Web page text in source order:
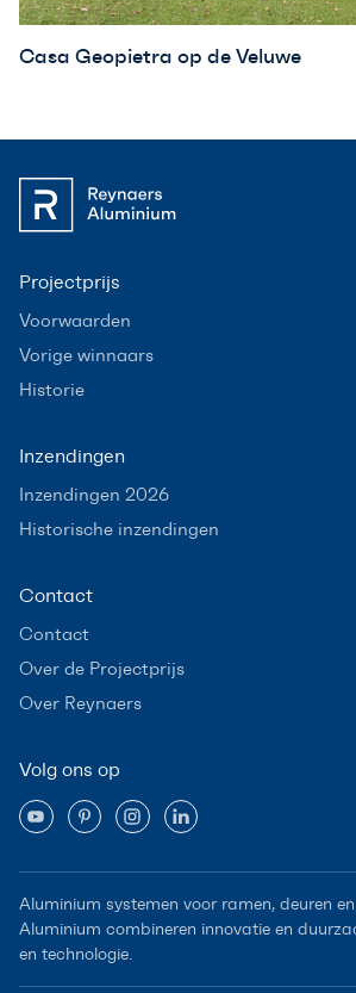
Casa Geopietra op de Veluwe
Projectprijs
Voorwaarden
Vorige winnaars
Historie
Inzendingen
Inzendingen 2026
Historische inzendingen
Contact
Contact
Over de Projectprijs
Over Reynaers
Volg ons op
Aluminium systemen voor ramen, deuren
Aluminium combineren innovatie en
en technologie.